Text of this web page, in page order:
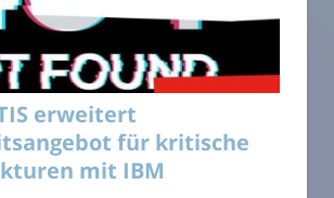
erweitert
für kritische
mit IBM